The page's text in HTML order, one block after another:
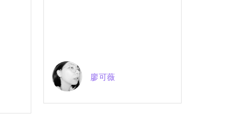
廖可薇